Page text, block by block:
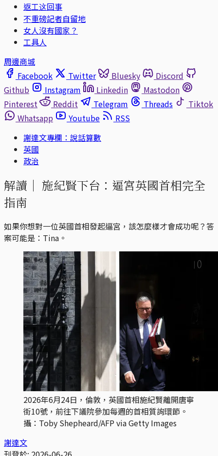
返工这回事
不重磅記者自留地
女人沒有國家？
工具人
周邊商城
Facebook
Twitter Bluesky
Discord
Github
Instagram Linkedin
Mastodon
Pinterest
Reddit Telegram Threads
Tiktok
Whatsapp
Youtube
RSS
謝達文專欄：說話算數
英國
政治
解讀｜ 施紀賢下台：逼宮英國首相完全
指南
如果你想對一位英國首相發起逼宮，該怎麼樣才會成功呢？答
案可能是：Tina。
2026年6月24日，倫敦，英國首相施紀賢離開唐寧
街10號，前往下議院參加每週的首相質詢環節。
攝：Toby Shepheard/AFP via Getty Images
謝達文